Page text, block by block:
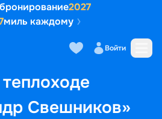
2027
миль каждому
Войти
Свешников»
кают Маршрут и